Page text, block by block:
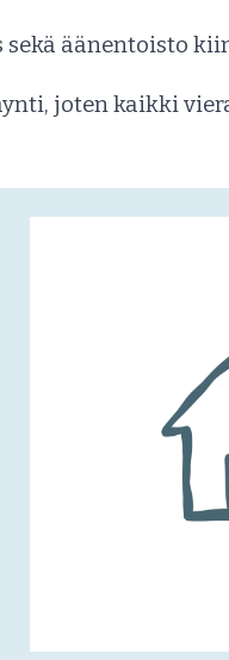
äänentoisto
, joten kaikki